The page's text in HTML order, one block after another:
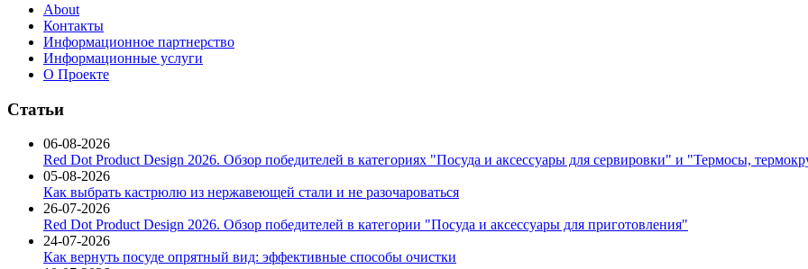
About
Контакты
Информационное партнерство
Информационные услуги
О Проекте
Статьи
06-08-2026
Red Dot Product Design 2026. Обзор победителей в категориях "Посуда и аксессуары для сервировки" и "Термосы,
05-08-2026
Как выбрать кастрюлю из нержавеющей стали и не разочароваться
26-07-2026
Red Dot Product Design 2026. Обзор победителей в категории "Посуда и аксессуары для приготовления"
24-07-2026
Как вернуть посуде опрятный вид: эффективные способы очистки